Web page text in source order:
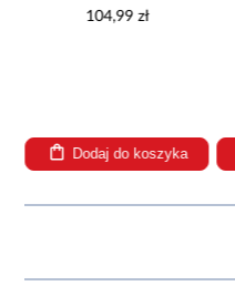
104,99 zł
Dodaj do koszyka